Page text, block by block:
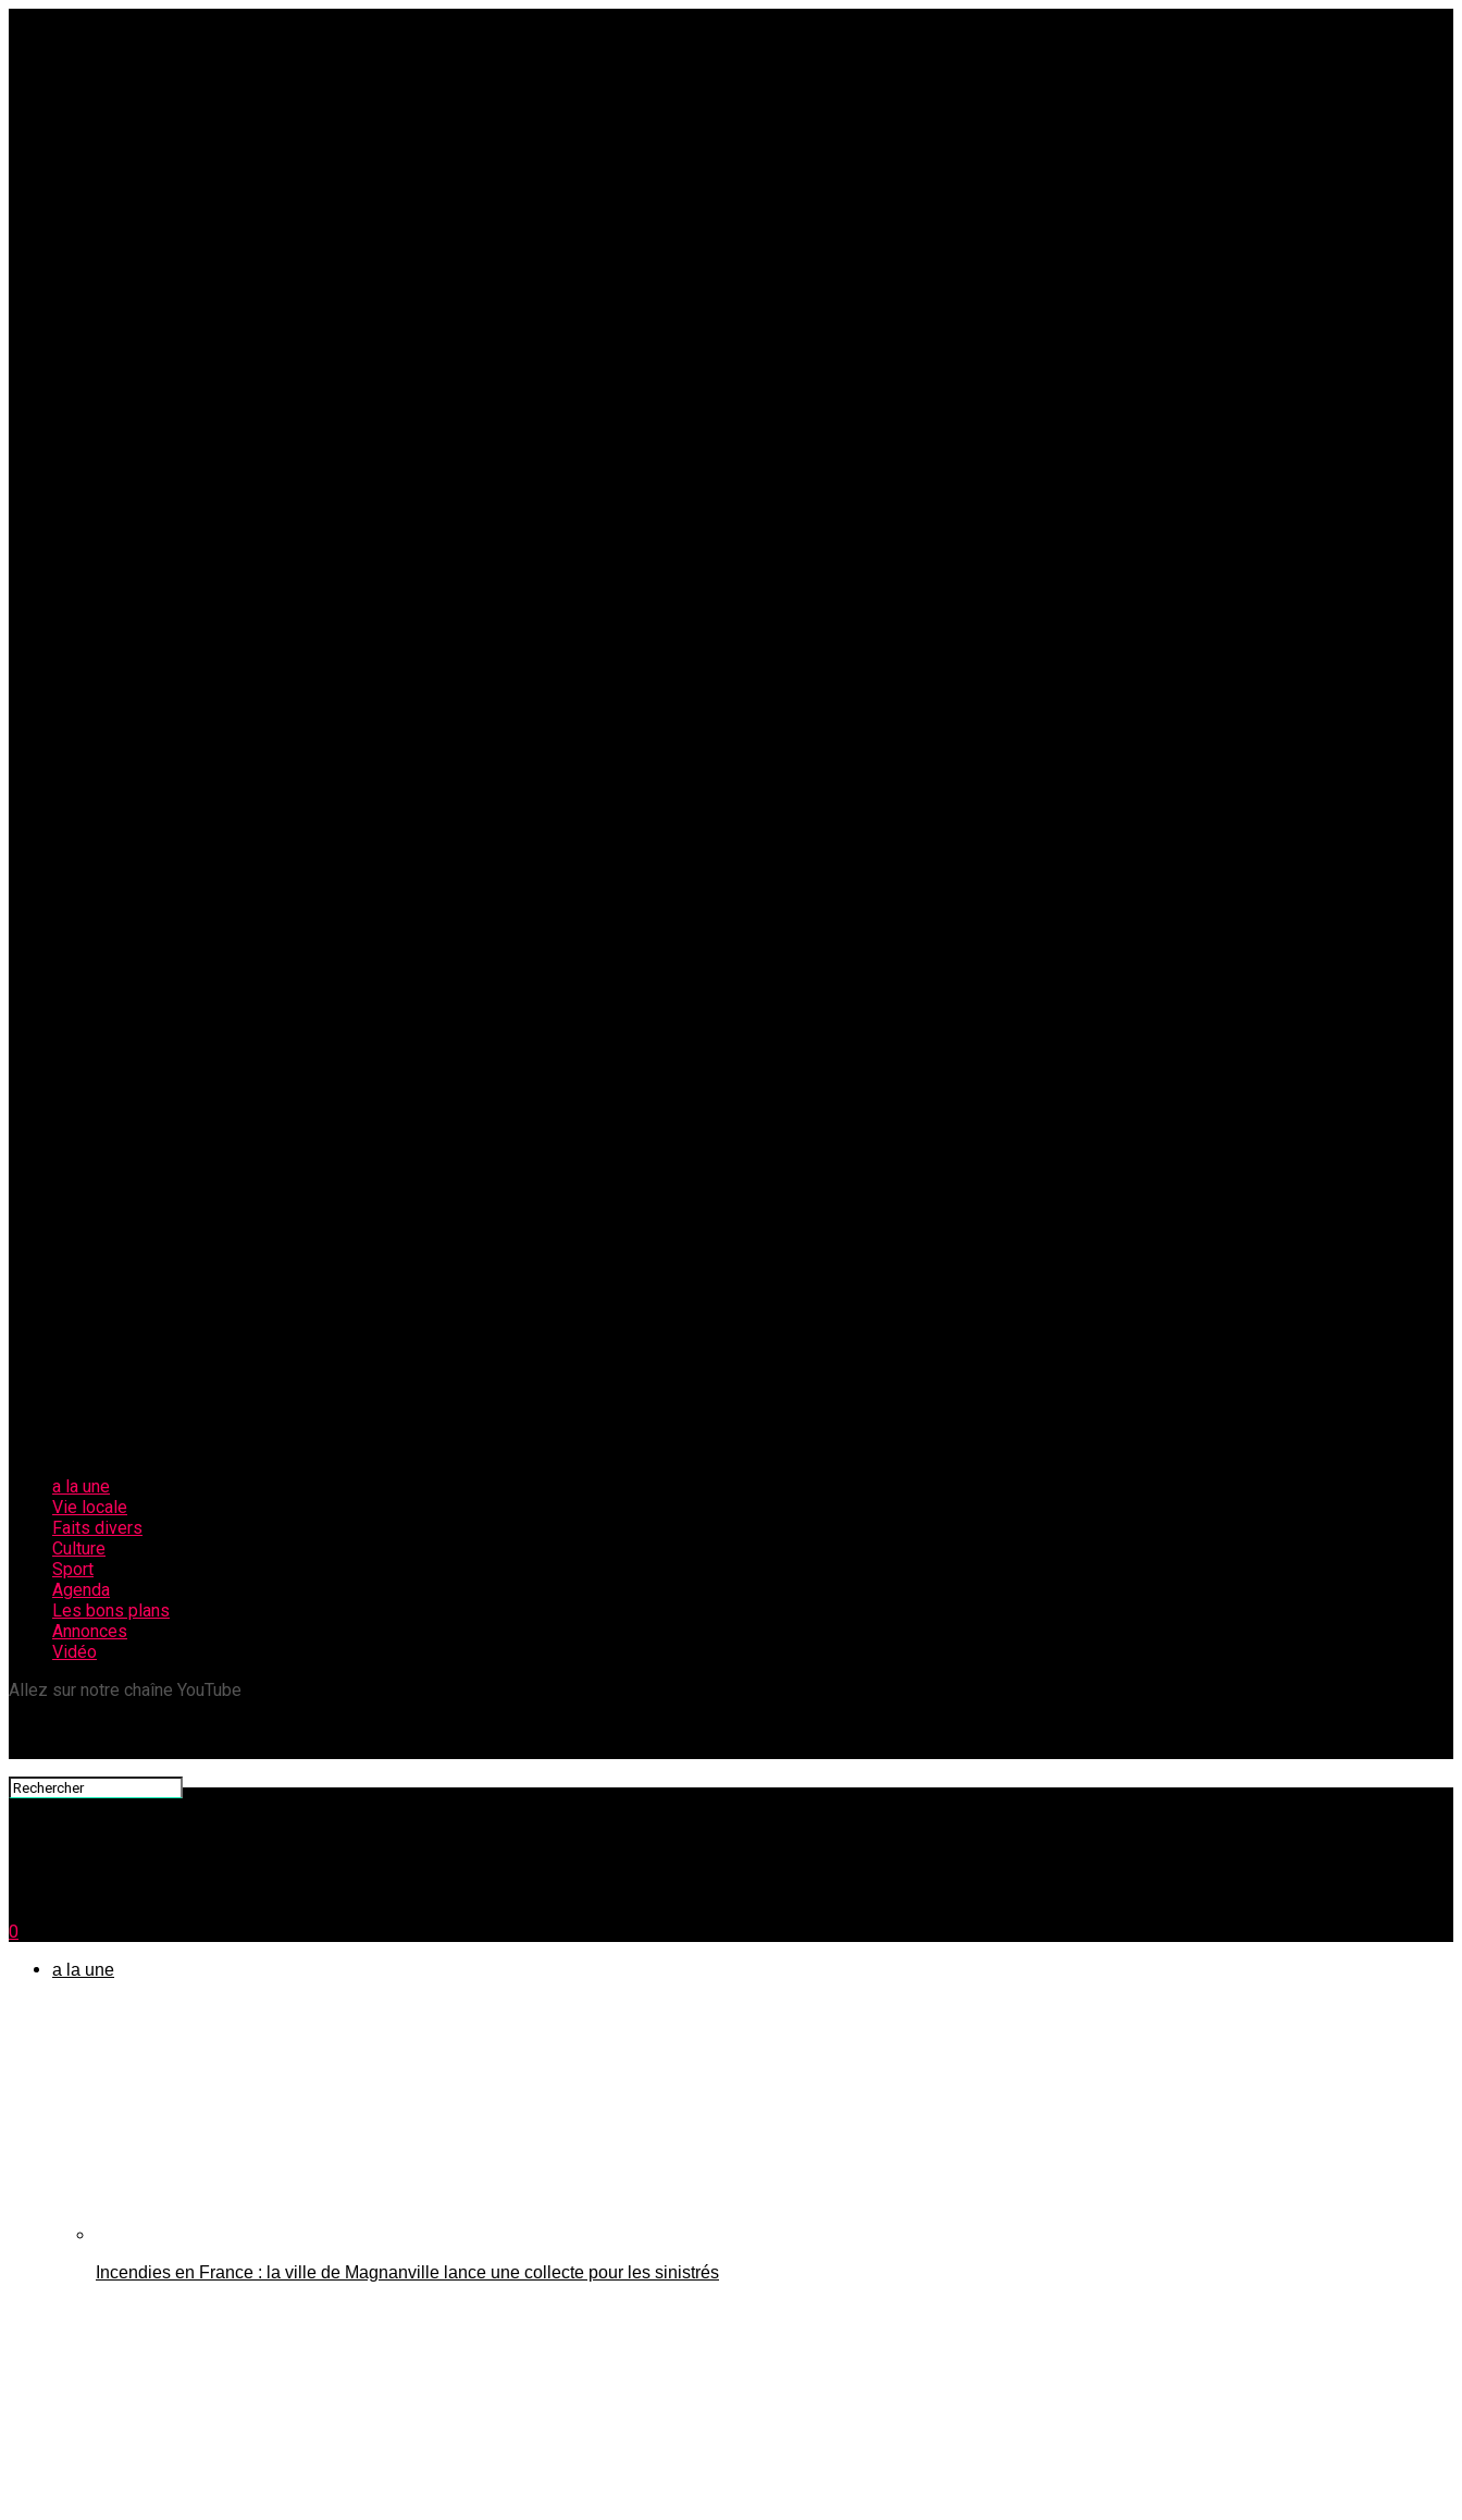
a la une
Vie locale
Faits divers
Culture
Sport
Agenda
Les bons plans
Annonces
Vidéo
Allez sur notre chaîne YouTube
0
a la une
Incendies en France : la ville de Magnanville lance une collecte pour les sinistrés